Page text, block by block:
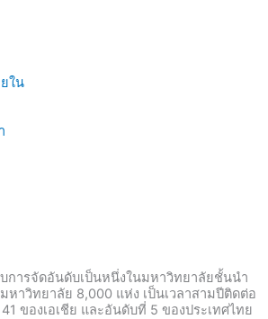
ใน
การจัดอันดับเป็นหนึ่งในมหาวิทยาลัยชั้นนำ
หาวิทยาลัย 8,000 แห่ง เป็นเวลาสามปีติดต่อ
ของเอเชีย และอันดับที่ 5 ของประเทศไทย